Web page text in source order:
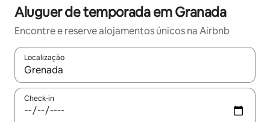
Aluguer de temporada em Granada
Encontre e reserve alojamentos únicos na Airbnb
Localização
Quando os resultados estiverem disponíveis, navegue com
Check-in